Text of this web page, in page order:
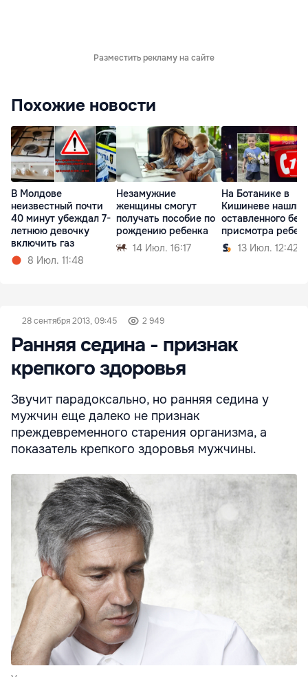
Разместить рекламу на сайте
Похожие новости
В Молдове
неизвестный почти
40 минут убеждал 7-
летнюю девочку
включить газ
8 Июл. 11:48
Незамужние
женщины смогут
получать пособие по
рождению ребенка
14 Июл. 16:17
На Ботанике в
Кишиневе нашли
оставленного без
присмотра
13 Июл. 12:42
28 сентября 2013, 09:45 2 949
Ранняя седина - признак
крепкого здоровья
Звучит парадоксально, но ранняя седина у
мужчин еще далеко не признак
преждевременного старения организма, а
показатель крепкого здоровья мужчины.